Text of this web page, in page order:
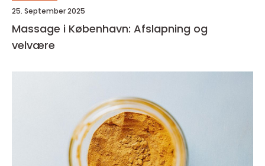
25. September 2025
Massage i København: Afslapning og
velvære